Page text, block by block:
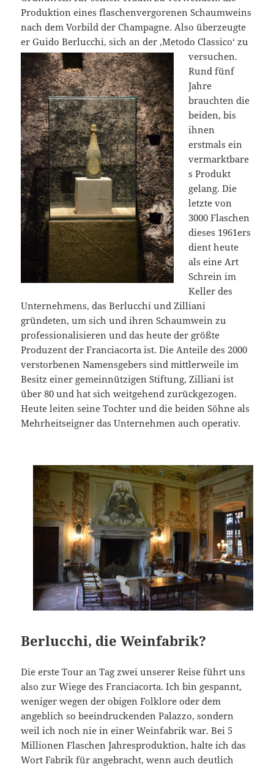
Produktion eines flaschenvergorenen Schaumweins
nach dem Vorbild der Champagne. Also überzeugte
er Guido Berlucchi, sich an der ‚Metodo Classico‘ zu
versuchen.
Rund fünf
Jahre
brauchten die
beiden, bis
ihnen
erstmals ein
vermarktbare
s Produkt
gelang. Die
letzte von
3000 Flaschen
dieses 1961ers
dient heute
als eine Art
Schrein im
Keller des
Unternehmens, das Berlucchi und Zilliani
gründeten, um sich und ihren Schaumwein zu
professionalisieren und das heute der größte
Produzent der Franciacorta ist. Die Anteile des 2000
verstorbenen Namensgebers sind mittlerweile im
Besitz einer gemeinnützigen Stiftung, Zilliani ist
über 80 und hat sich weitgehend zurückgezogen.
Heute leiten seine Tochter und die beiden Söhne als
Mehrheitseigner das Unternehmen auch operativ.
Berlucchi, die Weinfabrik?
Die erste Tour an Tag zwei unserer Reise führt uns
also zur Wiege des Franciacorta. Ich bin gespannt,
weniger wegen der obigen Folklore oder dem
angeblich so beeindruckenden Palazzo, sondern
weil ich noch nie in einer Weinfabrik war. Bei 5
Millionen Flaschen Jahresproduktion, halte ich das
Wort Fabrik für angebracht, wenn auch deutlich